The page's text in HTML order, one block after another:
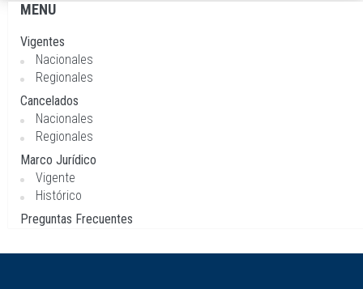
Navegación
principal
MENU
Vigentes
Nacionales
Regionales
Cancelados
Nacionales
Regionales
Marco Jurídico
Vigente
Histórico
Preguntas Frecuentes